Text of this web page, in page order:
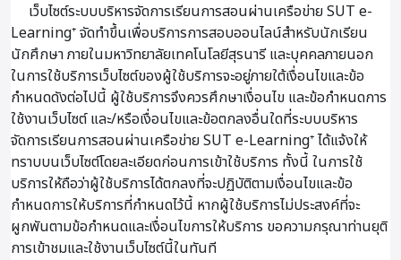
เว็บไซต์ระบบบริหารจัดการเรียนการสอนผ่านเครือข่าย SUT e-
Learning⁺ จัดทำขึ้นเพื่อบริการการสอบออนไลน์สำหรับนักเรียน
นักศึกษา ภายในมหาวิทยาลัยเทคโนโลยีสุรนารี และบุคคลภายนอก
ในการใช้บริการเว็บไซต์ของผู้ใช้บริการจะอยู่ภายใต้เงื่อนไขและข้อ
กำหนดดังต่อไปนี้ ผู้ใช้บริการจึงควรศึกษาเงื่อนไข และข้อกำหนดการ
ใช้งานเว็บไซต์ และ/หรือเงื่อนไขและข้อตกลงอื่นใดที่ระบบบริหาร
จัดการเรียนการสอนผ่านเครือข่าย SUT e-Learning⁺ ได้แจ้งให้
ทราบบนเว็บไซต์โดยละเอียดก่อนการเข้าใช้บริการ ทั้งนี้ ในการใช้
บริการให้ถือว่าผู้ใช้บริการได้ตกลงที่จะปฏิบัติตามเงื่อนไขและข้อ
กำหนดการให้บริการที่กำหนดไว้นี้ หากผู้ใช้บริการไม่ประสงค์ที่จะ
ผูกพันตามข้อกำหนดและเงื่อนไขการให้บริการ ขอความกรุณาท่านยุติ
การเข้าชมและใช้งานเว็บไซต์นี้ในทันที